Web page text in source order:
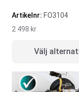
ORIGINAL
FRAM OCH BAK
Artikelnr: FO3104
2 498 kr
Välj